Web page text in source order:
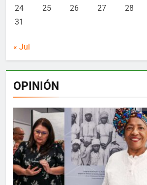
24
25 26 27 28
31
« Jul
OPINIÓN